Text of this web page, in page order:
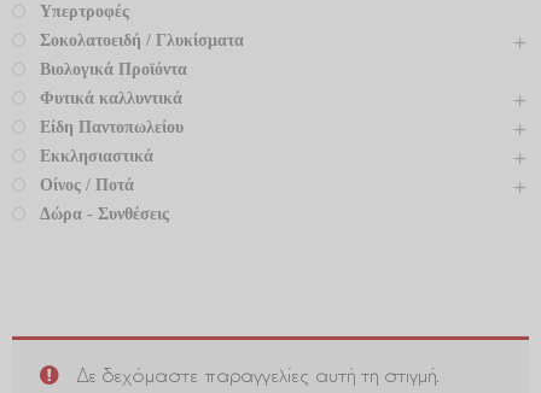
Υπερτροφές
Σοκολατοειδή / Γλυκίσματα
Βιολογικά Προϊόντα
Φυτικά καλλυντικά
Είδη Παντοπωλείου
Εκκλησιαστικά
Οίνος / Ποτά
Δώρα - Συνθέσεις
Δε δεχόμαστε παραγγελίες αυτή τη στιγμή.